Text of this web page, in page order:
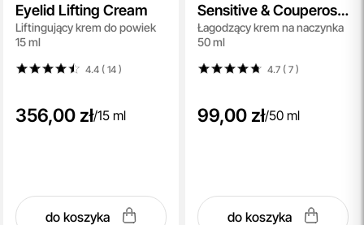
Eyelid Lifting Cream
Liftingujący krem do powiek
15 ml
4.4 ( 14)
356,00 zł/15 ml
do koszyka
Sensitive & Couperose
Skin Cream
Łagodzący krem na naczynka
50 ml
4.7 ( 7)
99,00 zł/50 ml
do koszyka